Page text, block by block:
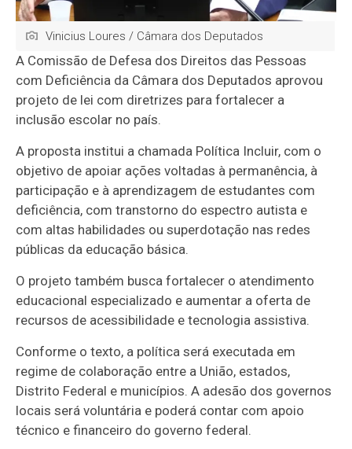
Vinicius Loures / Câmara dos Deputados
A Comissão de Defesa dos Direitos das Pessoas
com Deficiência da Câmara dos Deputados aprovou
projeto de lei com diretrizes para fortalecer a
inclusão escolar no país.
A proposta institui a chamada Política Incluir, com o
objetivo de apoiar ações voltadas à permanência, à
participação e à aprendizagem de estudantes com
deficiência, com transtorno do espectro autista e
com altas habilidades ou superdotação nas redes
públicas da educação básica.
O projeto também busca fortalecer o atendimento
educacional especializado e aumentar a oferta de
recursos de acessibilidade e tecnologia assistiva.
Conforme o texto, a política será executada em
regime de colaboração entre a União, estados,
Distrito Federal e municípios. A adesão dos governos
locais será voluntária e poderá contar com apoio
técnico e financeiro do governo federal.